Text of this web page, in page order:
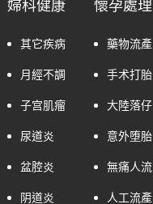
婦科健康
其它疾病
月經不調
子宫肌瘤
尿道炎
盆腔炎
阴道炎
懷孕處理
藥物流產
手术打胎
大陸落仔
意外堕胎
無痛人流
人工流產